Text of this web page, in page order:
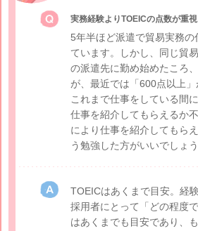
実務経験よりTOEICの点数が重
5年半ほど派遣で貿易実務
ています。しかし、同じ貿
の派遣先に勤め始めたころ
が、最近では「600点以上
これまで仕事をしている間
仕事を紹介してもらえるか
により仕事を紹介してもら
う勉強した方がいいでしょ
TOEICはあくまで目安。経
採用者にとって「どの程度
はあくまでも目安であり、